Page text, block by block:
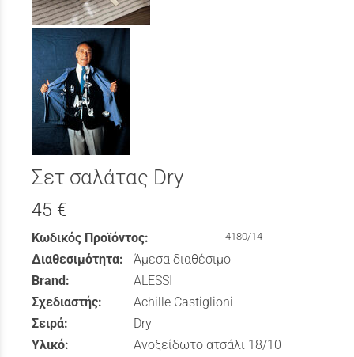
Σετ σαλάτας Dry
45 €
Κωδικός Προϊόντος: 4180/14
Διαθεσιμότητα:
Άμεσα διαθέσιμο
Brand:
ALESSI
Σχεδιαστής:
Achille Castiglioni
Σειρά:
Dry
Υλικό:
Ανοξείδωτο ατσάλι 18/10